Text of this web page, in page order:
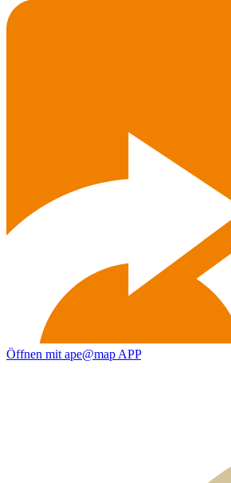
Öffnen mit ape@map APP